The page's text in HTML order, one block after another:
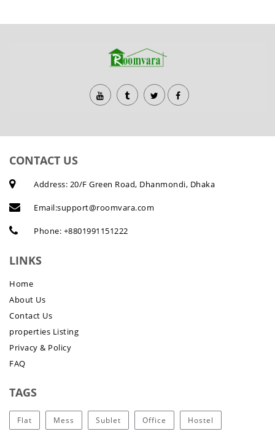
CONTACT US
Address: 20/F Green Road, Dhanmondi, Dhaka
Email:support@roomvara.com
Phone: +8801991151222
LINKS
Home
About Us
Contact Us
properties Listing
Privacy & Policy
FAQ
TAGS
Flat Mess Sublet Office Hostel